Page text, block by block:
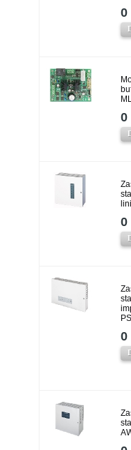
0
0
0
0